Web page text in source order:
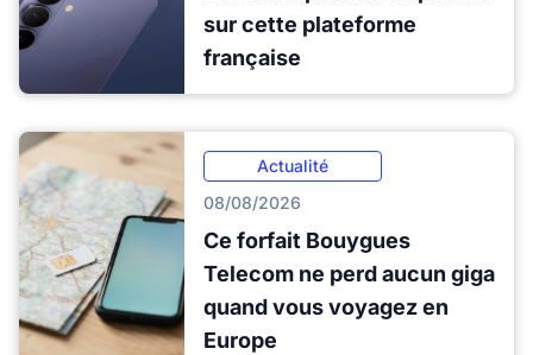
sur cette plateforme
française
Actualité
08/08/2026
Ce forfait Bouygues
Telecom ne perd aucun giga
quand vous voyagez en
Europe